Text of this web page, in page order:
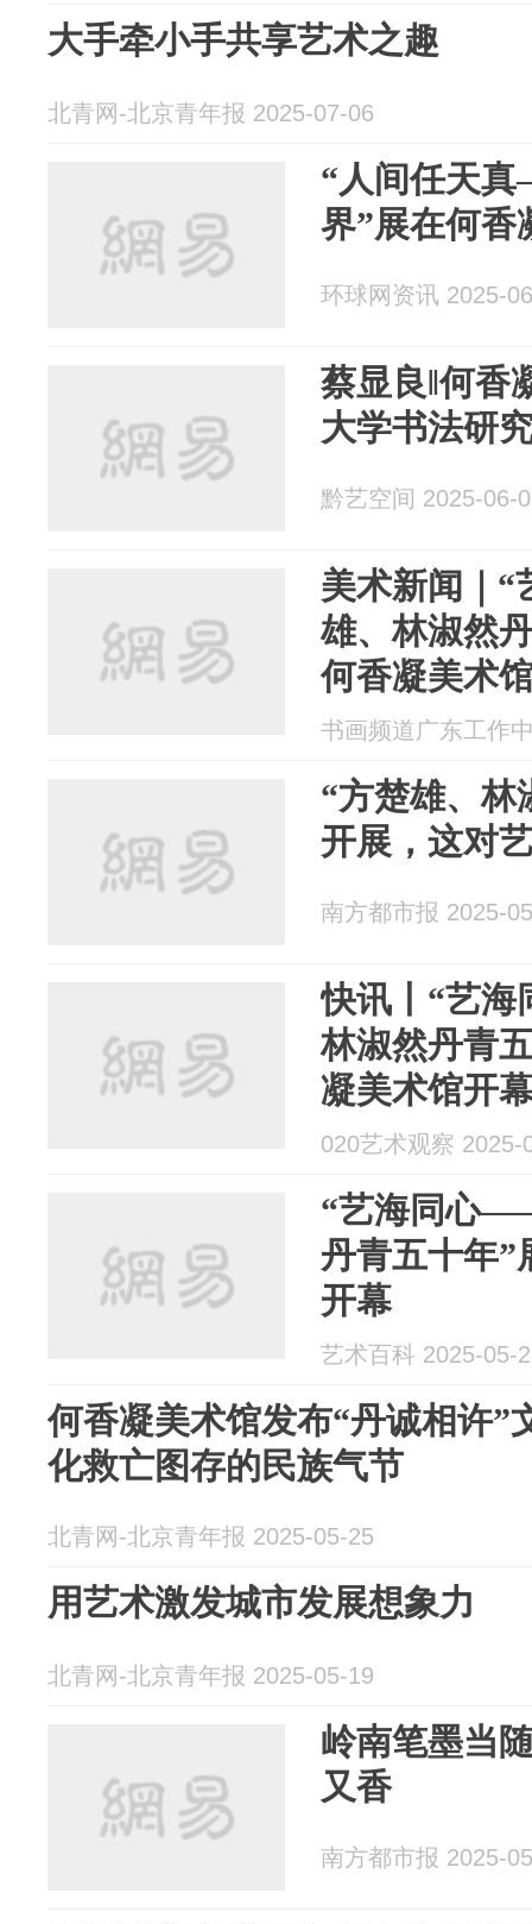
大手牵小手共享艺术之趣
北青网-北京青年报 2025-07-06
“人间任天
界”展在何香
环球网资讯 2025-
蔡显良‖何香
大学书法研
黔艺空间 2025-06-
美术新闻｜
雄、林淑然
何香凝美术
书画频道广东工作
“方楚雄、林
开展，这对
南方都市报 2025-
快讯丨“艺
林淑然丹青
凝美术馆开
020艺术观察 2025-
“艺海同心
丹青五十年”
开幕
艺术百科 2025-05-
何香凝美术馆发布“丹诚相许”
化救亡图存的民族气节
北青网-北京青年报 2025-05-25
用艺术激发城市发展想象力
北青网-北京青年报 2025-05-19
岭南笔墨当
又香
南方都市报 2025-